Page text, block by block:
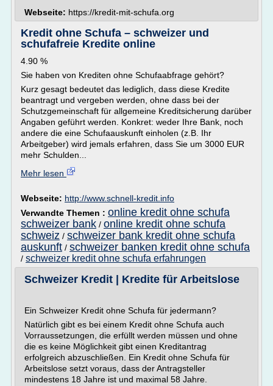
Webseite: https://kredit-mit-schufa.org
Kredit ohne Schufa – schweizer und
schufafreie Kredite online
4.90 %
Sie haben von Krediten ohne Schufaabfrage gehört?
Kurz gesagt bedeutet das lediglich, dass diese Kredite
beantragt und vergeben werden, ohne dass bei der
Schutzgemeinschaft für allgemeine Kreditsicherung darüber
Angaben geführt werden. Konkret: weder Ihre Bank, noch
andere die eine Schufaauskunft einholen (z.B. Ihr
Arbeitgeber) wird jemals erfahren, dass Sie um 3000 EUR
mehr Schulden...
Mehr lesen
Webseite: http://www.schnell-kredit.info
Verwandte Themen : online kredit ohne schufa
schweizer bank / online kredit ohne schufa
schweiz / schweizer bank kredit ohne schufa
auskunft / schweizer banken kredit ohne schufa
/ schweizer kredit ohne schufa erfahrungen
Schweizer Kredit | Kredite für Arbeitslose
Ein Schweizer Kredit ohne Schufa für jedermann?
Natürlich gibt es bei einem Kredit ohne Schufa auch
Vorraussetzungen, die erfüllt werden müssen und ohne
die es keine Möglichkeit gibt einen Kreditantrag
erfolgreich abzuschließen. Ein Kredit ohne Schufa für
Arbeitslose setzt voraus, dass der Antragsteller
mindestens 18 Jahre ist und maximal 58 Jahre.